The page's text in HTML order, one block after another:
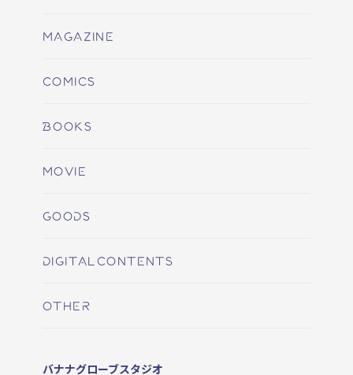
MAGAZINE
COMICS
BOOKS
MOVIE
GOODS
DIGITALCONTENTS
OTHER
バナナグローブスタジオ